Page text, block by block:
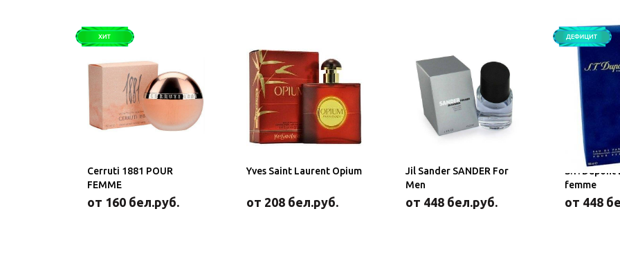
Cerruti 1881 POUR
FEMME
от 160 бел.руб.
Yves Saint Laurent Opium
от 208 бел.руб.
Jil Sander SANDER For
Men
от 448 бел.руб.
S.T. Dupont Dupont Pour
femme
от 448